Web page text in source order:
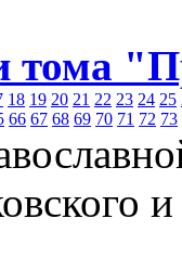
тома
18 19 20 21 22 23 24 25
66 67 68 69 70 71 72 73